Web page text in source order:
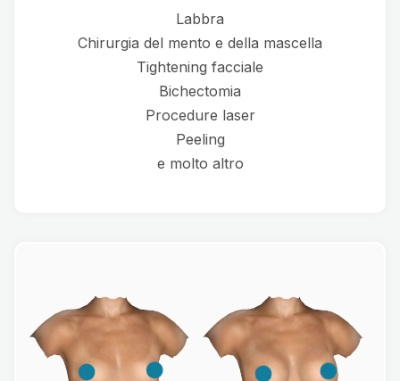
Labbra
Chirurgia del mento e della mascella
Tightening facciale
Bichectomia
Procedure laser
Peeling
e molto altro